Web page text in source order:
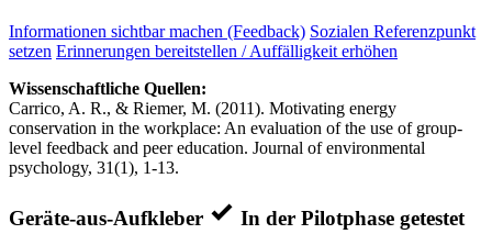
Informationen sichtbar machen (Feedback) Sozialen Referenzpunkt
setzen Erinnerungen bereitstellen / Auffälligkeit erhöhen
Wissenschaftliche Quellen:
Carrico, A. R., & Riemer, M. (2011). Motivating energy
conservation in the workplace: An evaluation of the use of group-
level feedback and peer education. Journal of environmental
psychology, 31(1), 1-13.
Geräte-aus-Aufkleber In der Pilotphase getestet